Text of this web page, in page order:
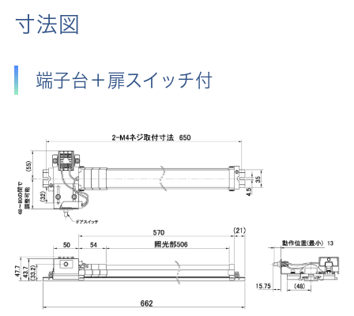
寸法図
端子台＋扉スイッチ付